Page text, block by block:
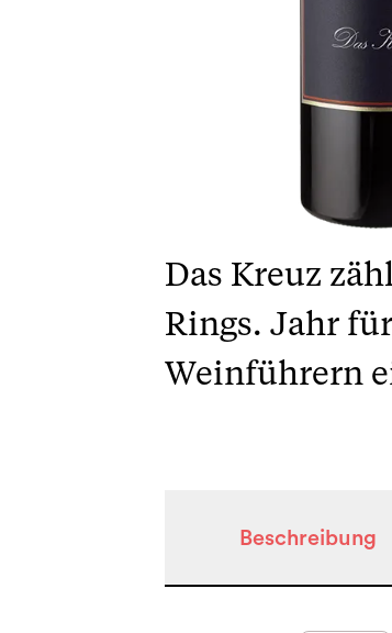
Das Kreuz
Rings. Jahr
Weinführern
Beschreibung